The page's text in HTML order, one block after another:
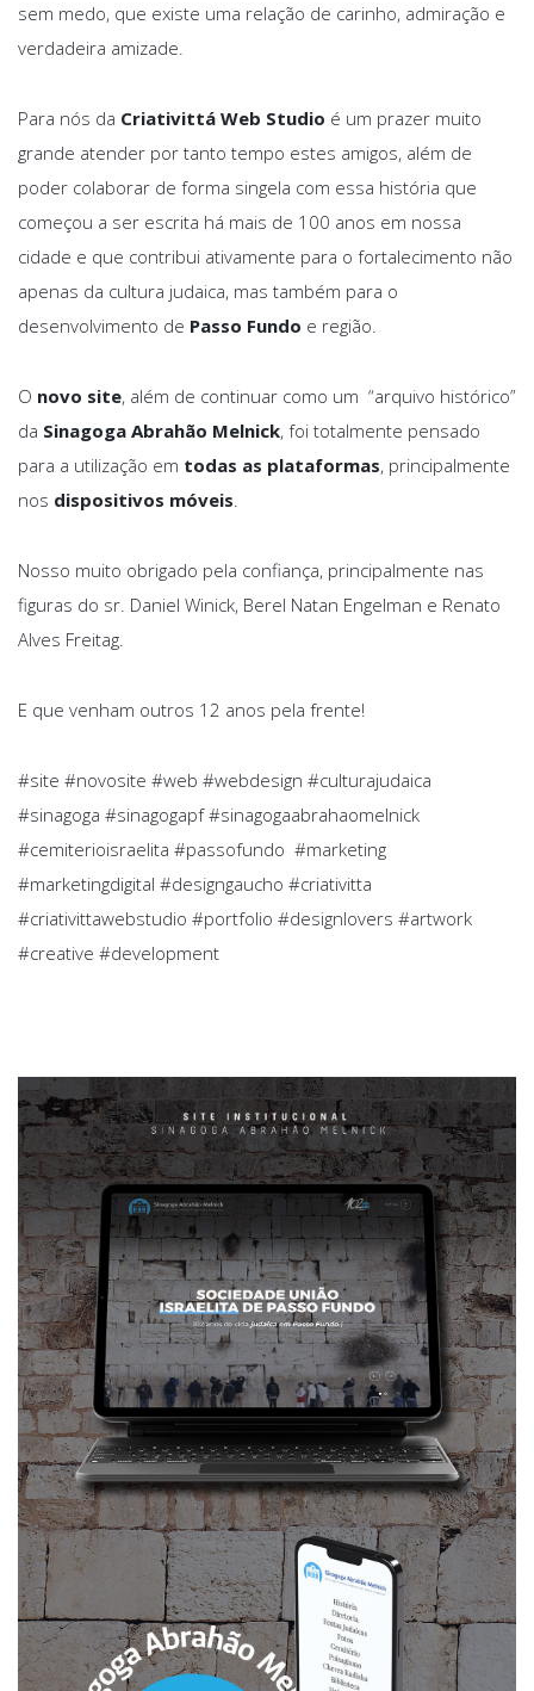
sem medo, que existe uma relação de carinho, admiração e
verdadeira amizade.
Para nós da Criativittá Web Studio é um prazer muito
grande atender por tanto tempo estes amigos, além de
poder colaborar de forma singela com essa história que
começou a ser escrita há mais de 100 anos em nossa
cidade e que contribui ativamente para o fortalecimento não
apenas da cultura judaica, mas também para o
desenvolvimento de Passo Fundo e região.
O novo site, além de continuar como um “arquivo histórico”
da Sinagoga Abrahão Melnick, foi totalmente pensado
para a utilização em todas as plataformas, principalmente
nos dispositivos móveis.
Nosso muito obrigado pela confiança, principalmente nas
figuras do sr. Daniel Winick, Berel Natan Engelman e Renato
Alves Freitag.
E que venham outros 12 anos pela frente!
#site #novosite #web #webdesign #culturajudaica
#sinagoga #sinagogapf #sinagogaabrahaomelnick
#cemiterioisraelita #passofundo #marketing
#marketingdigital #designgaucho #criativitta
#criativittawebstudio #portfolio #designlovers #artwork
#creative #development